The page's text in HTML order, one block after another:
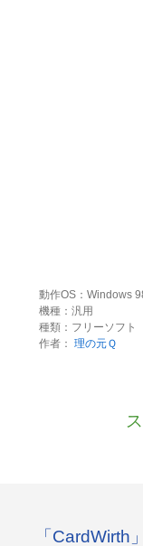
動作OS：Windows
機種：汎用
種類：フリーソフト
作者： 理の元Ｑ
「CardWirth